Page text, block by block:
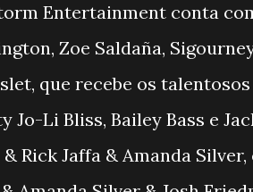
Entertainment conta
Zoe Saldaña,
que recebe os
Li Bliss, Bailey Bass e
Rick Jaffa & Amanda